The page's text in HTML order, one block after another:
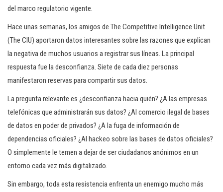
del marco regulatorio vigente.
Hace unas semanas, los amigos de The Competitive Intelligence Unit
(The CIU) aportaron datos interesantes sobre las razones que explican
la negativa de muchos usuarios a registrar sus líneas. La principal
respuesta fue la desconfianza. Siete de cada diez personas
manifestaron reservas para compartir sus datos.
La pregunta relevante es ¿desconfianza hacia quién? ¿A las empresas
telefónicas que administrarán sus datos? ¿Al comercio ilegal de bases
de datos en poder de privados? ¿A la fuga de información de
dependencias oficiales? ¿Al hackeo sobre las bases de datos oficiales?
O simplemente le temen a dejar de ser ciudadanos anónimos en un
entorno cada vez más digitalizado.
Sin embargo, toda esta resistencia enfrenta un enemigo mucho más